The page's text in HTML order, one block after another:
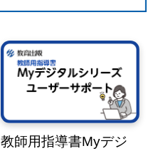
教師用指導書Myデジ